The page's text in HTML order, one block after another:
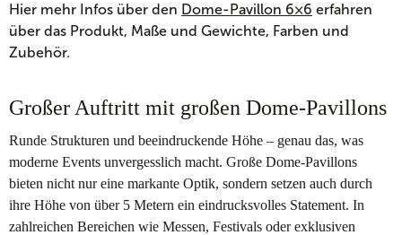
Hier mehr Infos über den Dome-Pavillon 6×6 erfahren
über das Produkt, Maße und Gewichte, Farben und
Zubehör.
Großer Auftritt mit großen Dome-Pavillons
Runde Strukturen und beeindruckende Höhe – genau das, was
moderne Events unvergesslich macht. Große Dome-Pavillons
bieten nicht nur eine markante Optik, sondern setzen auch durch
ihre Höhe von über 5 Metern ein eindrucksvolles Statement. In
zahlreichen Bereichen wie Messen, Festivals oder exklusiven